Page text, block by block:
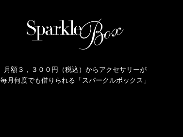
月額３，３００円（税込）からアクセサリーが
毎月何度でも借りられる「スパークルボックス」